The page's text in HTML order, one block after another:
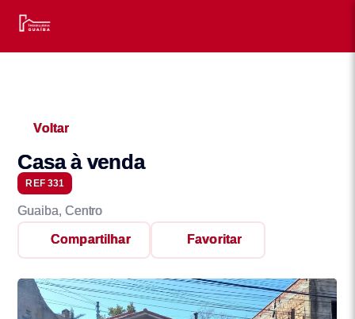
Voltar
Casa à venda
REF 331
Guaiba, Centro
Compartilhar Favoritar